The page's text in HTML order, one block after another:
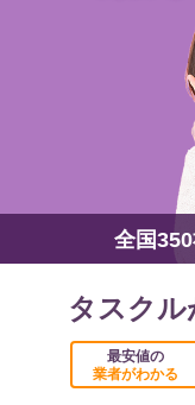
全国
タスクル
最安値の
業者がわかる